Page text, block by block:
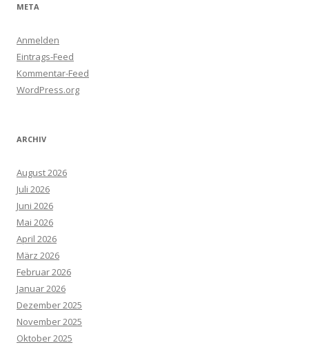
META
Anmelden
Eintrags-Feed
Kommentar-Feed
WordPress.org
ARCHIV
August 2026
Juli 2026
Juni 2026
Mai 2026
April 2026
März 2026
Februar 2026
Januar 2026
Dezember 2025
November 2025
Oktober 2025